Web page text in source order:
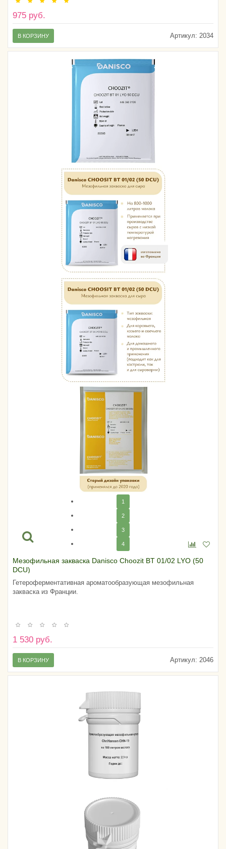
975 руб.
Артикул: 2034
В КОРЗИНУ
1
2
3
4
Мезофильная закваска Danisco Choozit BT 01/02 LYO (50
DCU)
Гетероферментативная ароматообразующая мезофильная
закваска из Франции.
1 530 руб.
Артикул: 2046
В КОРЗИНУ